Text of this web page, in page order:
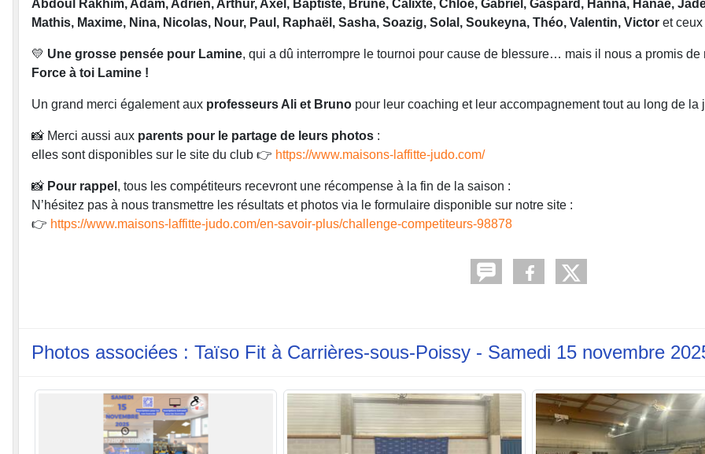
Abdoul Rakhim, Adam, Adrien, Arthur, Axel, Baptiste, Brune, Calixte, Chloé, Gabriel, Gaspard, Hanna, Hanae,
Mathis, Maxime, Nina, Nicolas, Nour, Paul, Raphaël, Sasha, Soazig, Solal, Soukeyna, Théo, Valentin, Victor et
💛 Une grosse pensée pour Lamine, qui a dû interrompre le tournoi pour cause de blessure… mais il nous a promis de
Force à toi Lamine !
Un grand merci également aux professeurs Ali et Bruno pour leur coaching et leur accompagnement tout au long de la
📸 Merci aussi aux parents pour le partage de leurs photos :
elles sont disponibles sur le site du club 👉 https://www.maisons-laffitte-judo.com/
📸 Pour rappel , tous les compétiteurs recevront une récompense à la fin de la saison :
N’hésitez pas à nous transmettre les résultats et photos via le formulaire disponible sur notre site :
👉 https://www.maisons-laffitte-judo.com/en-savoir-plus/challenge-competiteurs-98878
Photos associées : Taïso Fit à Carrières-sous-Poissy - Samedi 15 novembre